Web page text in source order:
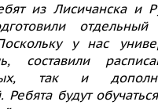
из Лисичанска и
отдельный
у нас
составили
так и
Ребята будут